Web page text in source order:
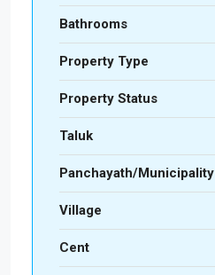
Bathrooms
Property Type
Property Status
Taluk
Panchayath/Municipality
Village
Cent